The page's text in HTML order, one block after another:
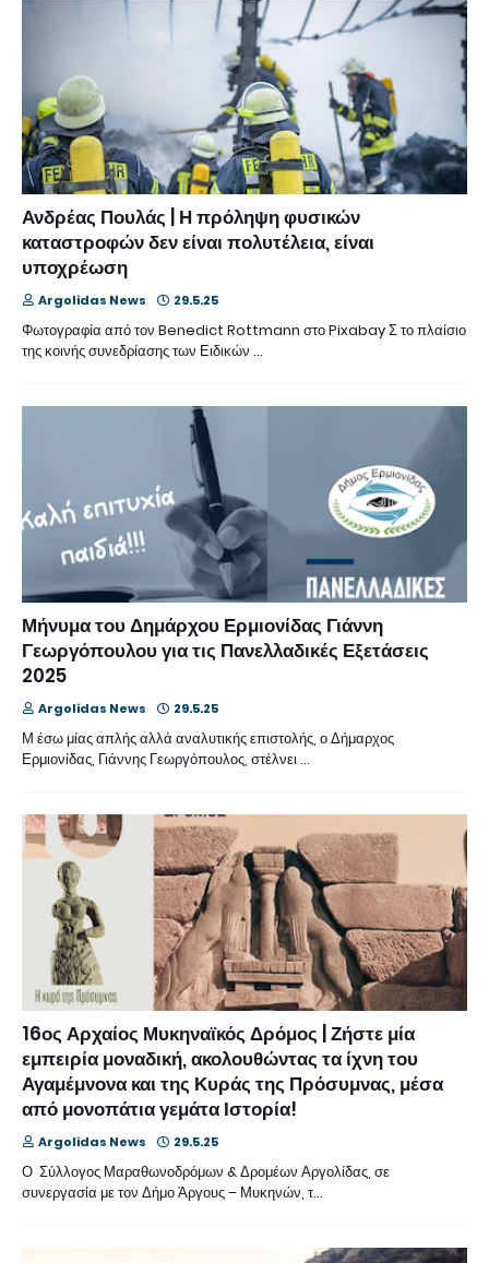
Ανδρέας Πουλάς | Η πρόληψη φυσικών
καταστροφών δεν είναι πολυτέλεια, είναι
υποχρέωση
Argolidas News 29.5.25
Φωτογραφία από τον Benedict Rottmann στο Pixabay Σ το πλαίσιο
της κοινής συνεδρίασης των Ειδικών …
Μήνυμα του Δημάρχου Ερμιονίδας Γιάννη
Γεωργόπουλου για τις Πανελλαδικές Εξετάσεις
2025
Argolidas News 29.5.25
Μ έσω μίας απλής αλλά αναλυτικής επιστολής, ο Δήμαρχος
Ερμιονίδας, Γιάννης Γεωργόπουλος, στέλνει …
16ος Αρχαίος Μυκηναϊκός Δρόμος | Ζήστε μία
εμπειρία μοναδική, ακολουθώντας τα ίχνη του
Αγαμέμνονα και της Κυράς της Πρόσυμνας, μέσα
από μονοπάτια γεμάτα Ιστορία!
Argolidas News 29.5.25
Ο Σύλλογος Μαραθωνοδρόμων & Δρομέων Αργολίδας, σε
συνεργασία με τον Δήμο Άργους – Μυκηνών, τ…